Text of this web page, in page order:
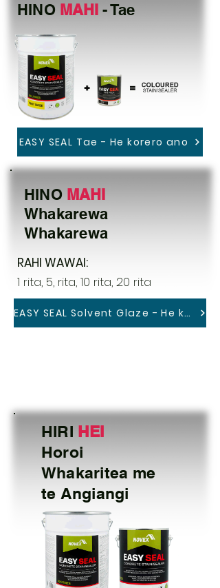
HINO MAHI - Tae
EASY SEAL Tae - He korero ano
HINO MAHI
Whakarewa
Whakarewa
RAHI WAWAI:
1 rita, 5, rita, 10 rita, 20 rita
EASY SEAL Solvent Glaze - He korero ano
HIRI HEI
Horoi
Whakaritea me
te Angiangi